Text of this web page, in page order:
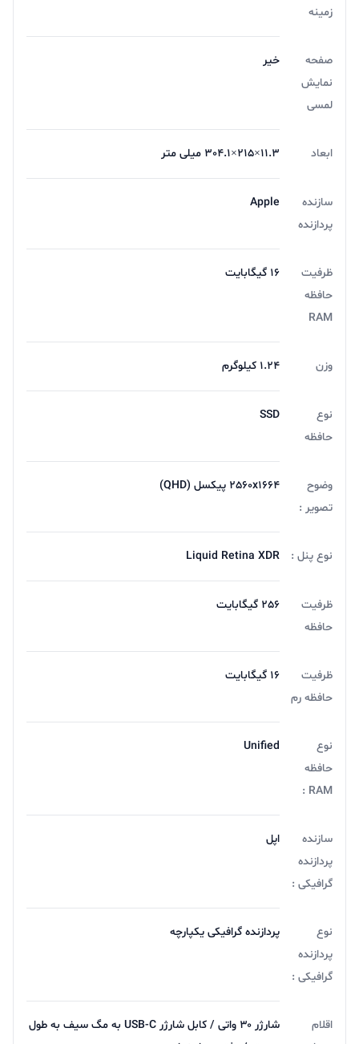
زمینه
صفحه
نمایش
لمسی
خیر
ابعاد 11.3×215×304.1 میلی متر
سازنده
پردازنده
Apple
ظرفیت
حافظه
RAM
۱۶ گیگابایت
وزن 1.24 کیلوگرم
نوع
حافظه
SSD
وضوح
تصویر :
2560x1664 پیکسل (QHD)
نوع پنل : Liquid Retina XDR
ظرفیت
حافظه
256 گیگابایت
ظرفیت
حافظه رم
16 گیگابایت
نوع
حافظه
RAM :
Unified
سازنده
پردازنده
گرافیکی :
اپل
نوع
پردازنده
گرافیکی :
پردازنده گرافیکی یکپارچه
اقلام
شارژر ۳۰ واتی / کابل شارژر USB-C به مگ سیف به طول